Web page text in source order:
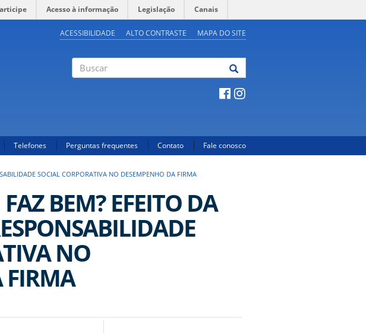
Acesso à informação Legislação Canais
ACESSIBILIDADE ALTO CONTRASTE MAPA DO SITE
Telefones Perguntas frequentes Contato Fale conosco
SOCIAL CORPORATIVA NO DESEMPENHO DA FIRMA
BEM? EFEITO DA
NO
FIRMA